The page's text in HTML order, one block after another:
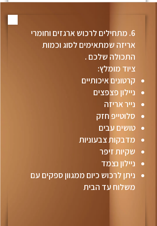
6. מתחילים לרכוש ארגזים וחומרי
אריזה שמתאימים לסוג וכמות
התכולה שלכם .
ציוד מומלץ:
קרטונים איכותיים
ניילון פצפצים
נייר אריזה
סלוטייפ חזק
טושים עבים
מדבקות צבעוניות
שקיות זיפר
ניילון נצמד
ניתן לרכוש כיום ממגוון ספקים עם
משלוח עד הבית